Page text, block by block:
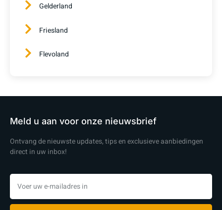
Gelderland
Friesland
Flevoland
Meld u aan voor onze nieuwsbrief
Ontvang de nieuwste updates, tips en exclusieve aanbiedingen
direct in uw inbox!